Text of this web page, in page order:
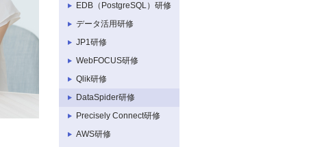
EDB（PostgreSQL）研修
データ活用研修
JP1研修
WebFOCUS研修
Qlik研修
DataSpider研修
Precisely Connect研修
AWS研修